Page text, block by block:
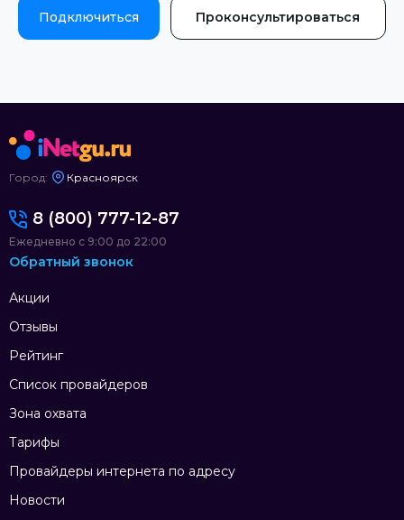
Подключиться Проконсультироваться
Город: Красноярск
Акции
Отзывы
Рейтинг
Список провайдеров
Зона охвата
Тарифы
Провайдеры интернета по адресу
Новости
8 (800) 777-12-87
Ежедневно с 9:00 до 22:00
Обратный звонок